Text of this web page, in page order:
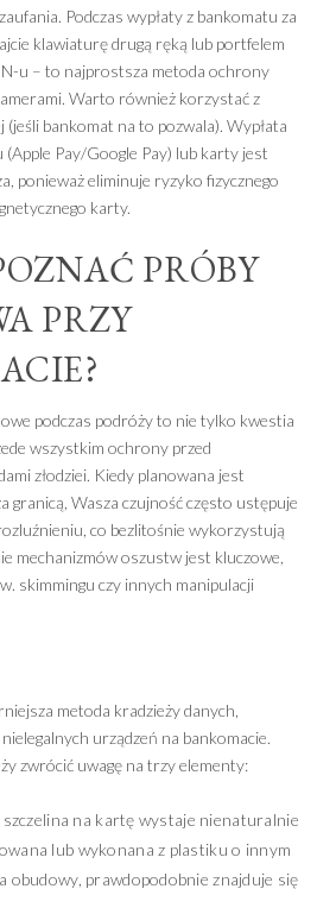
Podczas wypłaty z bankomatu za
klawiaturę drugą ręką lub portfelem
u – to najprostsza metoda ochrony
Warto również korzystać z
bankomat na to pozwala). Wypłata
(Apple Pay/Google Pay) lub karty jest
ponieważ eliminuje ryzyko fizycznego
karty.
PRÓBY
PRZY
podczas podróży to nie tylko kwestia
wszystkim ochrony przed
złodziei. Kiedy planowana jest
granicą, Wasza czujność często ustępuje
co bezlitośnie wykorzystują
mechanizmów oszustw jest kluczowe,
skimmingu czy innych manipulacji
metoda kradzieży danych,
urządzeń na bankomacie.
zwrócić uwagę na trzy elementy:
szczelina na kartę wystaje nienaturalnie
lub wykonana z plastiku o innym
obudowy, prawdopodobnie znajduje się